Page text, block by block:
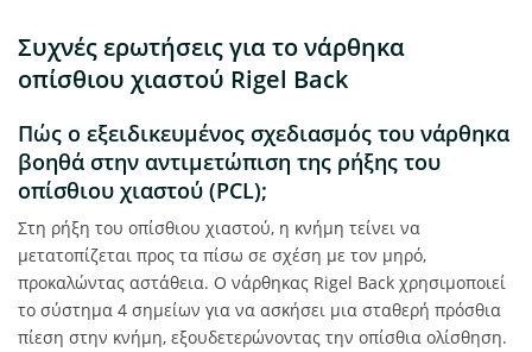
Συχνές ερωτήσεις για το νάρθηκα
οπίσθιου χιαστού Rigel Back
Πώς ο εξειδικευμένος σχεδιασμός του νάρθηκα
βοηθά στην αντιμετώπιση της ρήξης του
οπίσθιου χιαστού (PCL);
Στη ρήξη του οπίσθιου χιαστού, η κνήμη τείνει να
μετατοπίζεται προς τα πίσω σε σχέση με τον μηρό,
προκαλώντας αστάθεια. Ο νάρθηκας Rigel Back χρησιμοποιεί
το σύστημα 4 σημείων για να ασκήσει μια σταθερή πρόσθια
πίεση στην κνήμη, εξουδετερώνοντας την οπίσθια ολίσθηση.